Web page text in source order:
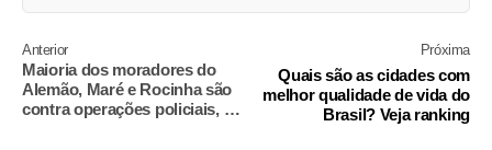
Anterior
Maioria dos moradores do
Alemão, Maré e Rocinha são
contra operações policiais, diz
Próxima
Quais são as cidades com
melhor qualidade de vida do
Brasil? Veja ranking